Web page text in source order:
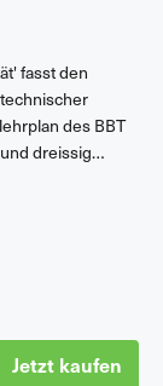
fasst den
des BBT
dreissig
den
Die
Jetzt kaufen